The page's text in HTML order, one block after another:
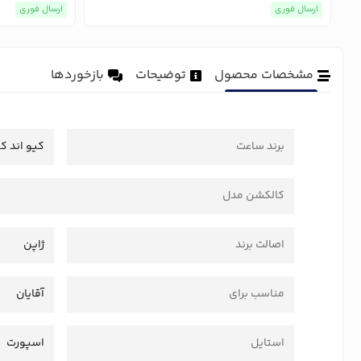
ارسال فوری ارسال فوری
مشخصات محصول توضیحات بازخوردها
برند ساعت کیو اند
کالکشن مدل
اصالت برند ژاپن
مناسب برای آقایان
استایل اسپورت